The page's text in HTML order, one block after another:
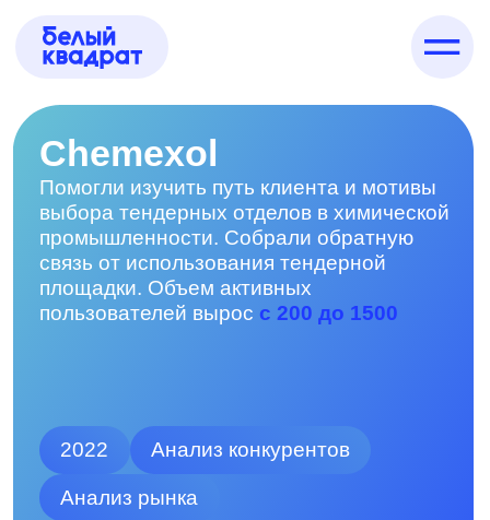
Помогли изучить путь клиента и мотивы
выбора тендерных отделов в химической
промышленности. Собрали обратную
связь от использования тендерной
площадки. Объем активных
пользователей выросс 200 до 1500
Глубинные интервью